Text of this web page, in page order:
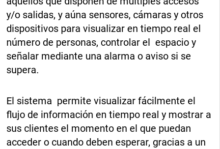
y/o salidas, y aúna sensores, cámaras y otros
dispositivos para visualizar en tiempo real el
número de personas, controlar el espacio y
señalar mediante una alarma o aviso si se
supera.
El sistema permite visualizar fácilmente el
flujo de información en tiempo real y mostrar a
sus clientes el momento en el que puedan
acceder o cuando deben esperar, gracias a un